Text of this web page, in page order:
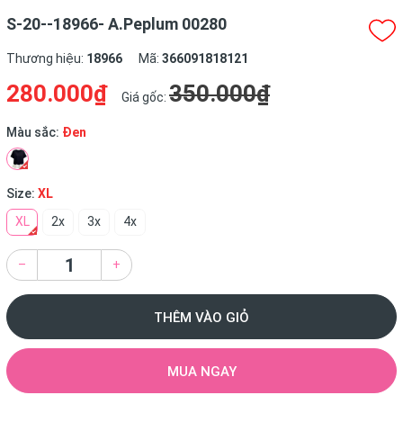
S-20--18966- A.Peplum 00280
Thương hiệu: 18966 Mã: 366091818121
280.000₫ Giá gốc: 350.000₫
Màu sắc: Đen
Size: XL
XL
2x 3x 4x
– +
THÊM VÀO GIỎ
MUA NGAY